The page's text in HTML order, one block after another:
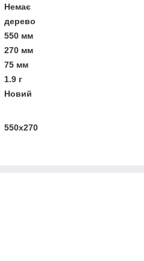
Немає
дерево
550 мм
270 мм
75 мм
1.9 г
Новий
550х270